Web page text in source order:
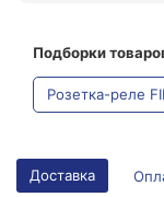
Подборки
Розетка-реле
Доставка